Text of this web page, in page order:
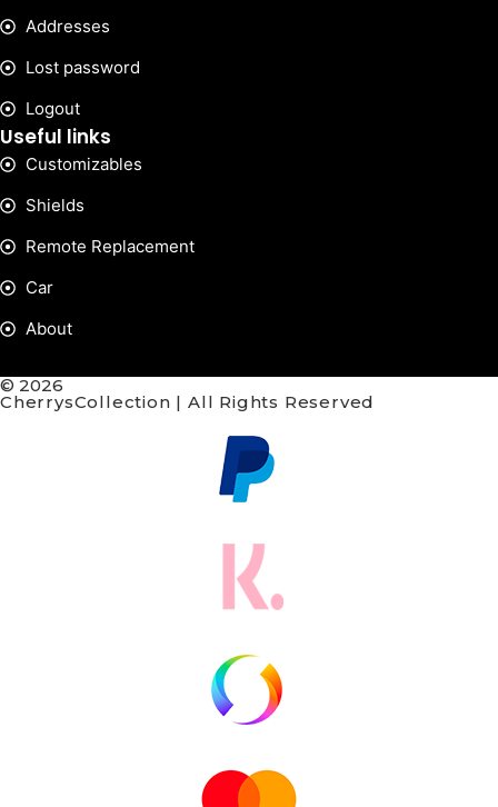
Addresses
Lost password
Logout
Useful links
Customizables
Shields
Remote Replacement
Car
About
© 2026
CherrysCollection | All Rights Reserved